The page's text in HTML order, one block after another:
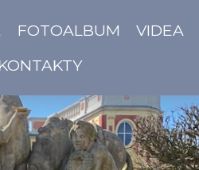
FOTOALBUM VIDEA